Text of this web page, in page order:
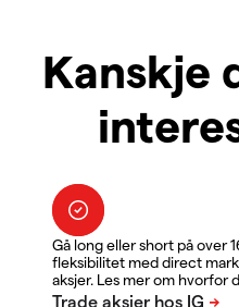
Kanskje
Gå long eller short på over
fleksibilitet med direct
aksjer. Les mer om hvorfor